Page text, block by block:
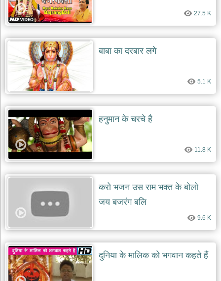
27.5 K
बाबा का दरबार लगे
5.1 K
हनुमान के चरचे है
11.8 K
करो भजन उस राम भक्त के बोलो
जय बजरंग बलि
9.6 K
दुनिया के मालिक को भगवान कहते हैं